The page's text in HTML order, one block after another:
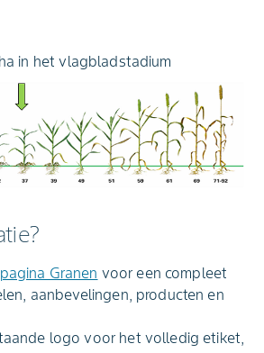
in het vlagbladstadium
Granen voor een compleet
aanbevelingen, producten en
logo voor het volledig etiket,